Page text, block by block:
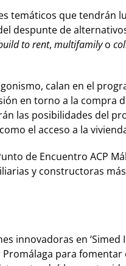
temáticos que tendrán
despunte de
to rent, multifamilyo
calan en el
en torno a la compra
las posibilidades del
el acceso a la
de Encuentro ACP
y constructoras
en ‘Simed
para